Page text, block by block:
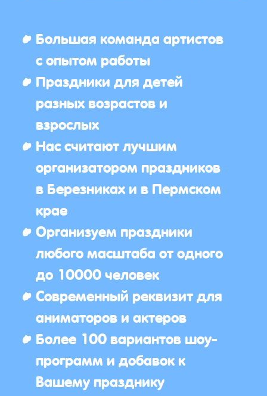
Большая команда артистов
с опытом работы
Праздники для детей
разных возрастов и
взрослых
Нас считают лучшим
организатором праздников
в Березниках и в Пермском
крае
Организуем праздники
любого масштаба от одного
до 10000 человек
Современный реквизит для
аниматоров и актеров
Более 100 вариантов шоу-
программ и добавок к
Вашему празднику